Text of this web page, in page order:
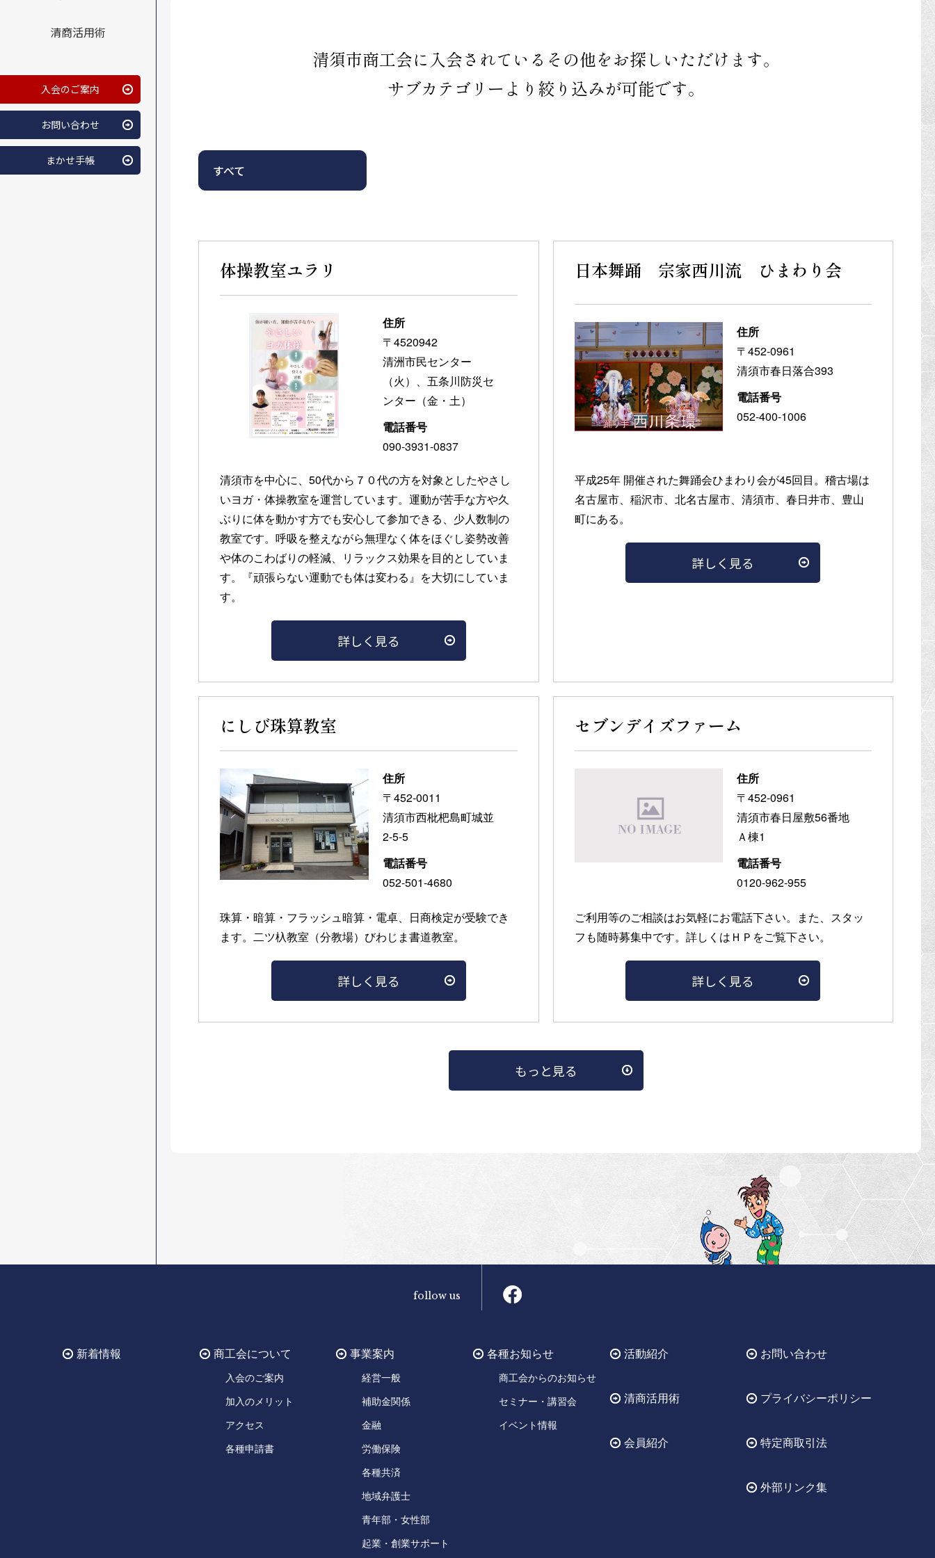
清商活用術
入会のご案内
お問い合わせ
まかせ手帳
清須市商工会に入会されているその他をお探しいただけます。
サブカテゴリーより絞り込みが可能です。
すべて
体操教室ユラリ
住所
〒4520942
清洲市民センター
（火）、五条川防災セ
ンター（金・土）
電話番号
090-3931-0837
清須市を中心に、50代から７０代の方を対象としたやさし
いヨガ・体操教室を運営しています。運動が苦手な方や久
ぶりに体を動かす方でも安心して参加できる、少人数制の
教室です。呼吸を整えながら無理なく体をほぐし姿勢改善
や体のこわばりの軽減、リラックス効果を目的としていま
す。『頑張らない運動でも体は変わる』を大切にしていま
す。
詳しく見る
日本舞踊 宗家西川流 ひまわり会
住所
〒452-0961
清須市春日落合393
電話番号
052-400-1006
平成25年 開催された舞踊会ひまわり会が45回目。稽古場は
名古屋市、稲沢市、北名古屋市、清須市、春日井市、豊山
町にある。
詳しく見る
にしび珠算教室
住所
〒452-0011
清須市西枇杷島町城並
2-5-5
電話番号
052-501-4680
珠算・暗算・フラッシュ暗算・電卓、日商検定が受験でき
ます。二ツ杁教室（分教場）びわじま書道教室。
詳しく見る
セブンデイズファーム
住所
〒452-0961
清須市春日屋敷56番地
Ａ棟1
電話番号
0120-962-955
ご利用等のご相談はお気軽にお電話下さい。また、スタッ
フも随時募集中です。詳しくはＨＰをご覧下さい。
詳しく見る
もっと見る
follow us
新着情報 商工会について
入会のご案内
加入のメリット
アクセス
各種申請書
事業案内
経営一般
補助金関係
金融
労働保険
各種共済
地域弁護士
青年部・女性部
起業・創業サポート
各種お知らせ
商工会からのお知らせ
セミナー・講習会
イベント情報
活動紹介
清商活用術
会員紹介
お問い合わせ
プライバシーポリシー
特定商取引法
外部リンク集